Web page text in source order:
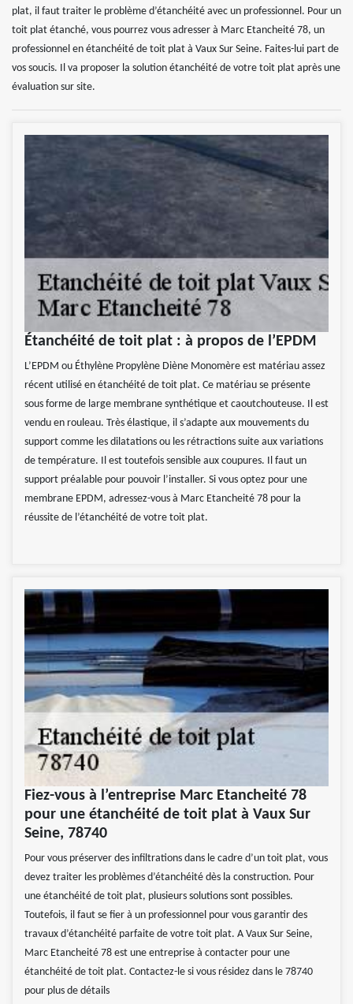
plat, il faut traiter le problème d’étanchéité avec un professionnel. Pour un
toit plat étanché, vous pourrez vous adresser à Marc Etancheité 78, un
professionnel en étanchéité de toit plat à Vaux Sur Seine. Faites-lui part de
vos soucis. Il va proposer la solution étanchéité de votre toit plat après une
évaluation sur site.
Étanchéité de toit plat : à propos de l’EPDM
L’EPDM ou Éthylène Propylène Diène Monomère est matériau assez
récent utilisé en étanchéité de toit plat. Ce matériau se présente
sous forme de large membrane synthétique et caoutchouteuse. Il est
vendu en rouleau. Très élastique, il s’adapte aux mouvements du
support comme les dilatations ou les rétractions suite aux variations
de température. Il est toutefois sensible aux coupures. Il faut un
support préalable pour pouvoir l’installer. Si vous optez pour une
membrane EPDM, adressez-vous à Marc Etancheité 78 pour la
réussite de l’étanchéité de votre toit plat.
Fiez-vous à l’entreprise Marc Etancheité 78
pour une étanchéité de toit plat à Vaux Sur
Seine, 78740
Pour vous préserver des infiltrations dans le cadre d’un toit plat, vous
devez traiter les problèmes d’étanchéité dès la construction. Pour
une étanchéité de toit plat, plusieurs solutions sont possibles.
Toutefois, il faut se fier à un professionnel pour vous garantir des
travaux d’étanchéité parfaite de votre toit plat. A Vaux Sur Seine,
Marc Etancheité 78 est une entreprise à contacter pour une
étanchéité de toit plat. Contactez-le si vous résidez dans le 78740
pour plus de détails